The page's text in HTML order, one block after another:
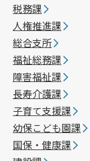
税務課
人権推進課
総合支所
福祉総務課
障害福祉課
長寿介護課
子育て支援課
幼保こども園課
国保・健康課